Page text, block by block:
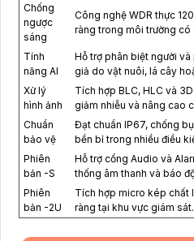
Chống
ngược
sáng
Công nghệ WDR thực
ràng trong môi trường có
Tính
năng AI
Hỗ trợ phân biệt người
giả do vật nuôi, lá cây
Xử lý
hình ảnh
Tích hợp BLC, HLC và
giảm nhiễu và nâng cao
Chuẩn
bảo vệ
Đạt chuẩn IP67, chống
bền bỉ trong nhiều điều
Phiên
bản -S
Hỗ trợ cổng Audio và
thống âm thanh và báo
Phiên
bản -2U
Tích hợp micro kép chất
ràng tại khu vực giám sát.